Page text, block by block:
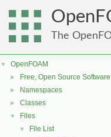
The
▼ OpenFOAM
► Free, Open Source
► Namespaces
► Classes
▼ Files
▼ File List